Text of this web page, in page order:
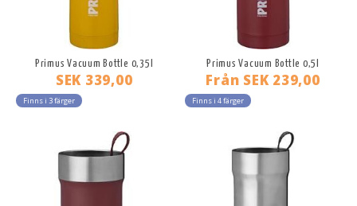
Primus Vacuum Bottle 0,35l
SEK 339,00
Finns i 3 färger
Primus Vacuum Bottle 0,5l
Från SEK 239,00
Finns i 4 färger